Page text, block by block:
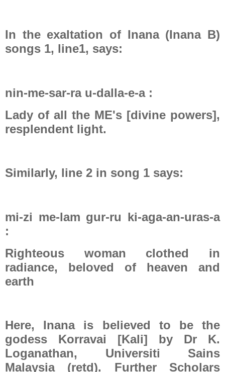
In the exaltation of Inana (Inana B)
songs 1, line1, says:
nin-me-sar-ra u-dalla-e-a :
Lady of all the ME's [divine powers],
resplendent light.
Similarly, line 2 in song 1 says:
mi-zi me-lam gur-ru ki-aga-an-uras-a
:
Righteous woman clothed in
radiance, beloved of heaven and
earth
Here, Inana is believed to be the
godess Korravai [Kali] by Dr K.
Loganathan, Universiti Sains
Malaysia (retd). Further Scholars